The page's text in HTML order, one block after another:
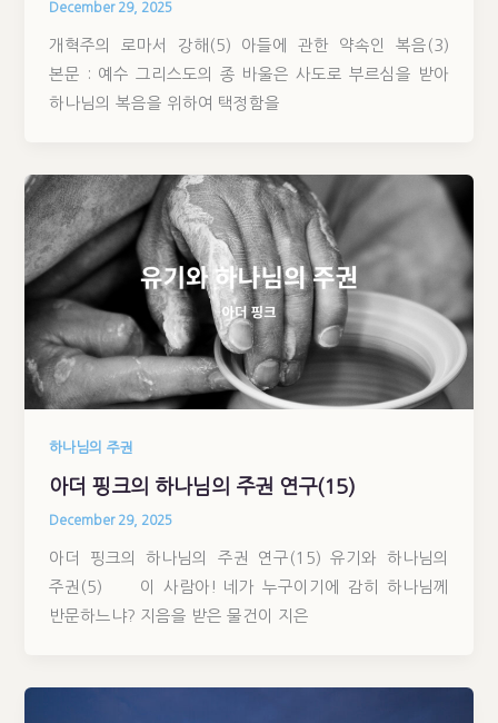
December 29, 2025
개혁주의 로마서 강해(5) 아들에 관한 약속인 복음(3)
본문 : 예수 그리스도의 종 바울은 사도로 부르심을 받아
하나님의 복음을 위하여 택정함을
하나님의 주권
아더 핑크의 하나님의 주권 연구(15)
December 29, 2025
아더 핑크의 하나님의 주권 연구(15) 유기와 하나님의
주권(5) 이 사람아! 네가 누구이기에 감히 하나님께
반문하느냐? 지음을 받은 물건이 지은